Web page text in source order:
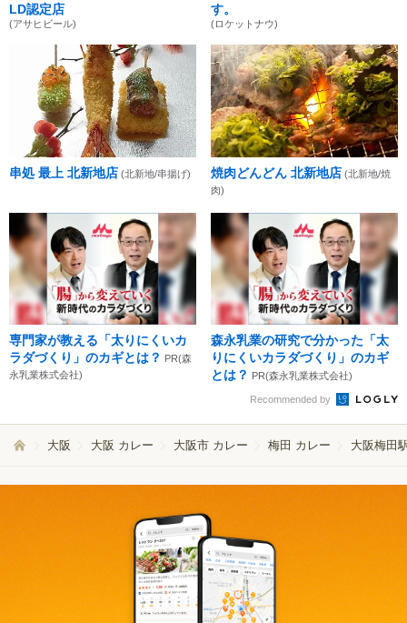
LD認定店
(アサヒビール)
す。
(ロケットナウ)
串処 最上 北新地店 (北新地/串揚げ) 焼肉どんどん 北新地店 (北新地/焼
肉)
専門家が教える「太りにくいカ
ラダづくり」のカギとは？ PR(森
永乳業株式会社)
森永乳業の研究で分かった「太
りにくいカラダづくり」のカギ
とは？ PR(森永乳業株式会社)
Recommended by
大阪 大阪 カレー 大阪市 カレー 梅田 カレー 大阪梅田